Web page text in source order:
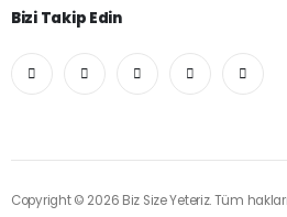
Bizi Takip Edin
Copyright © 2026 Biz Size Yeteriz. Tüm hakları